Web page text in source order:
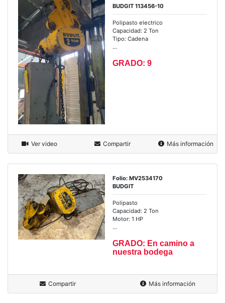
BUDGIT 113456-10
Polipasto electrico
Capacidad: 2 Ton
Tipo: Cadena
...
GRADO: 9
Ver video Compartir Más información
Folio: MV2534170
BUDGIT
Polipasto
Capacidad: 2 Ton
Motor: 1 HP
...
GRADO: En camino a
nuestra bodega
Compartir Más información